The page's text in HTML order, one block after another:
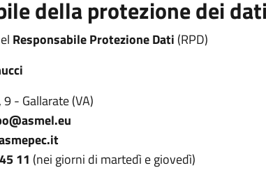
della protezione dei dati
Responsabile Protezione Dati (RPD)
- Gallarate (VA)
11 (nei giorni di martedì e giovedì)